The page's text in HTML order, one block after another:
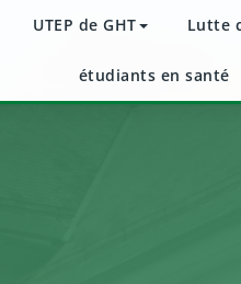
UTEP de GHT Lutte
étudiants en santé